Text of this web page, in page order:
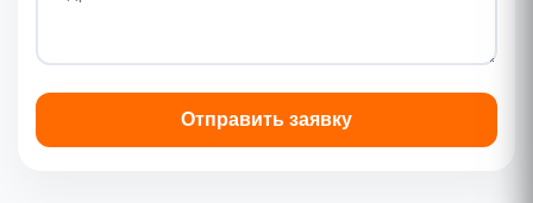
Отправить заявку